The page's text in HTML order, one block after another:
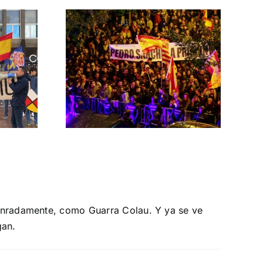
las
el
como Guarra Colau. Y ya se ve